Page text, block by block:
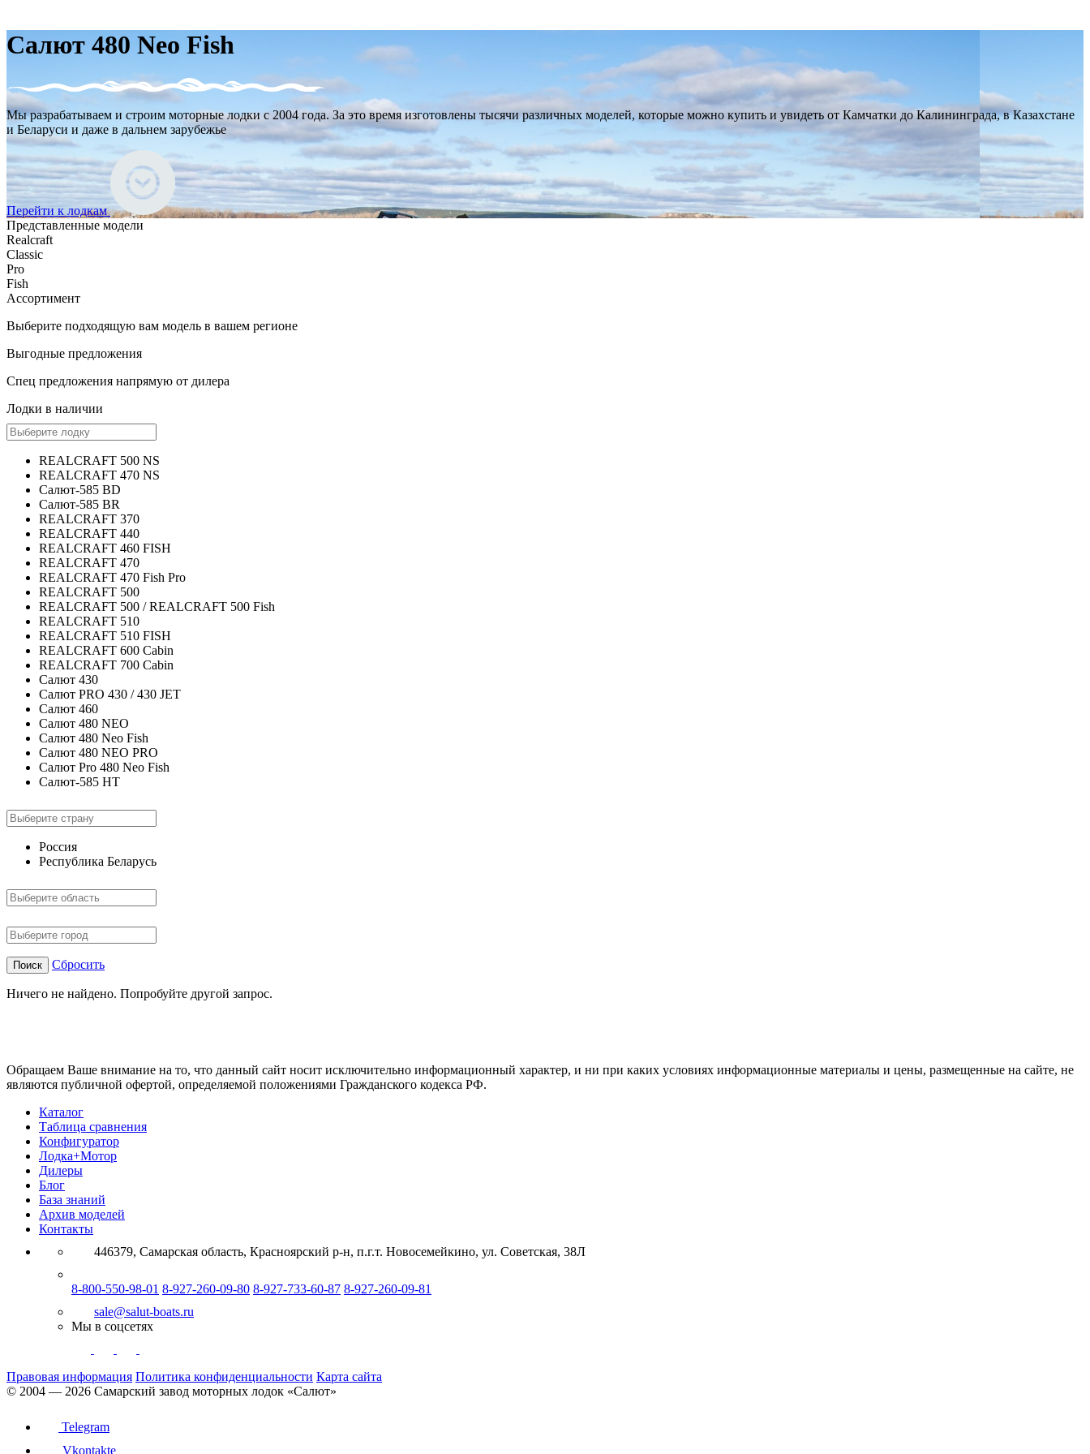
Салют 480 Neo Fish
Мы разрабатываем и строим моторные лодки с 2004 года. За это время изготовлены тысячи различных моделей, которые можно купить и увидеть от Камчатки до Калининграда, в Казахстане
и Беларуси и даже в дальнем зарубежье
Перейти к лодкам
Представленные модели
Realcraft
Classic
Pro
Fish
Ассортимент
Выберите подходящую вам модель в вашем регионе
Выгодные предложения
Спец предложения напрямую от дилера
Лодки в наличии
REALCRAFT 500 NS
REALCRAFT 470 NS
Салют-585 BD
Салют-585 BR
REALCRAFT 370
REALCRAFT 440
REALCRAFT 460 FISH
REALCRAFT 470
REALCRAFT 470 Fish Pro
REALCRAFT 500
REALCRAFT 500 / REALCRAFT 500 Fish
REALCRAFT 510
REALCRAFT 510 FISH
REALCRAFT 600 Cabin
REALCRAFT 700 Cabin
Салют 430
Салют PRO 430 / 430 JET
Салют 460
Салют 480 NEO
Салют 480 Neo Fish
Салют 480 NEO PRO
Салют Pro 480 Neo Fish
Салют-585 HT
Россия
Республика Беларусь
Поиск Сбросить
Ничего не найдено. Попробуйте другой запрос.
Обращаем Ваше внимание на то, что данный сайт носит исключительно информационный характер, и ни при каких условиях информационные материалы и цены, размещенные на сайте, не
являются публичной офертой, определяемой положениями Гражданского кодекса РФ.
Каталог
Таблица сравнения
Конфигуратор
Лодка+Мотор
Дилеры
Блог
База знаний
Архив моделей
Контакты
446379, Самарская область, Красноярский р-н, п.г.т. Новосемейкино, ул. Советская, 38Л
8-800-550-98-01 8-927-260-09-80 8-927-733-60-87 8-927-260-09-81
sale@salut-boats.ru
Мы в соцсетях
Правовая информация Политика конфиденциальности Карта сайта
© 2004 — 2026 Самарский завод моторных лодок «Cалют»
Telegram
Vkontakte